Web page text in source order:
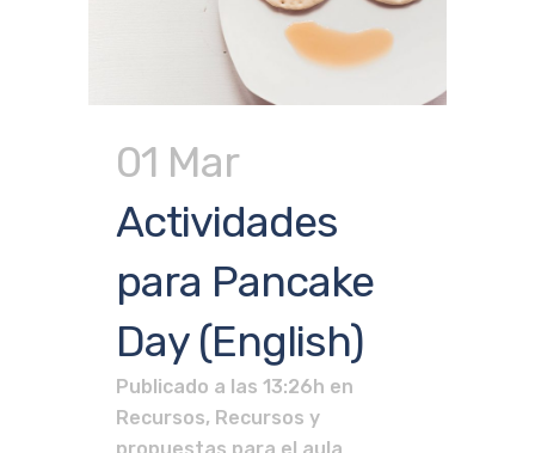
01 Mar
Actividades
para Pancake
Day (English)
Publicado a las 13:26h en
Recursos, Recursos y
propuestas para el aula